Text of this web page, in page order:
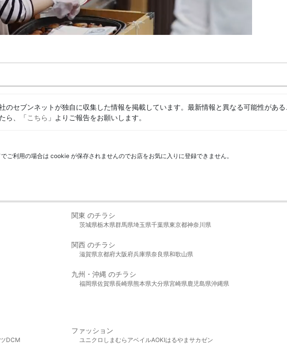
のセブンネットが独自に収集した情報を掲載しています。最新情報と異なる可能性があ
ら、「こちら 」よりご報告をお願いします。
ご利用の場合は cookie が保存されませんのでお店をお気に入りに登録できません。
関東 のチラシ
茨城県栃木県群馬県埼玉県千葉県東京都神奈川県
関西 のチラシ
滋賀県京都府大阪府兵庫県奈良県和歌山県
九州・沖縄 のチラシ
福岡県佐賀県長崎県熊本県大分県宮崎県鹿児島県沖縄県
DCM
ファッション
ユニクロ しまむら アベイルAOKIはるやま サカゼン